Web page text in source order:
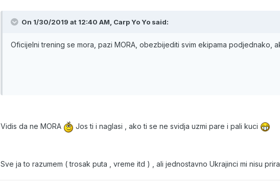
On 1/30/2019 at 12:40 AM, Carp Yo Yo said:
Oficijelni trening se mora, pazi MORA, obezbijediti svim ekipama podjednako,
Vidis da ne MORA Jos ti i naglasi , ako ti se ne svidja uzmi pare i pali kuci
Sve ja to razumem ( trosak puta , vreme itd ) , ali jednostavno Ukrajinci mi nisu